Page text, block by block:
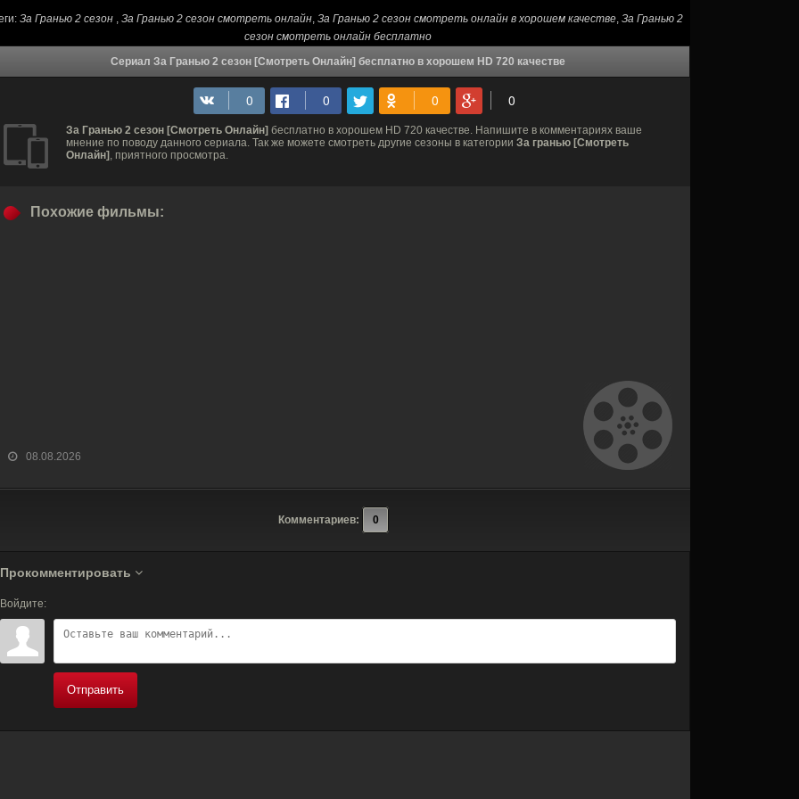
За Гранью 2 сезон , За Гранью 2 сезон cмотреть онлайн, За Гранью 2 сезон смотреть онлайн в хорошем качестве, За Гранью 2
сезон смотреть онлайн бесплатно
Сериал За Гранью 2 сезон [Смотреть Онлайн] бесплатно в хорошем HD 720 качестве
За Гранью 2 сезон [Смотреть Онлайн] бесплатно в хорошем HD 720 качестве. Напишите в комментариях ваше
мнение по поводу данного сериала. Так же можете смотреть другие сезоны в категории За гранью [Смотреть
Онлайн] , приятного просмотра.
08.08.2026
Похожие фильмы:
Комментариев: 0
Прокомментировать
Войдите:
Отправить